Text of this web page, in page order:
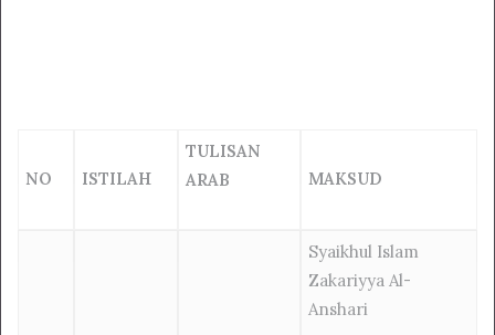
NO ISTILAH
TULISAN
ARAB
MAKSUD
Syaikhul Islam
Zakariyya Al-
Anshari